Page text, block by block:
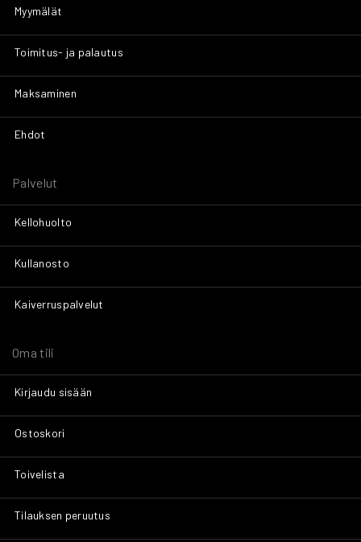
Myymälät
Toimitus- ja palautus
Maksaminen
Ehdot
Palvelut
Kellohuolto
Kullanosto
Kaiverruspalvelut
Oma tili
Kirjaudu sisään
Ostoskori
Toivelista
Tilauksen peruutus